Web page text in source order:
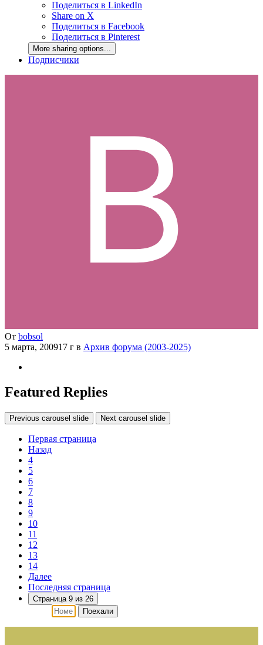
Поделиться в LinkedIn
Share on X
Поделиться в Facebook
Поделиться в Pinterest
More sharing options...
Подписчики
От bobsol
5 марта, 200917 г в Архив форума (2003-2025)
Featured Replies
Previous carousel slide Next carousel slide
Первая страница
Назад
4
5
6
7
8
9
10
11
12
13
14
Далее
Последняя страница
Страница 9 из 26
Поехали